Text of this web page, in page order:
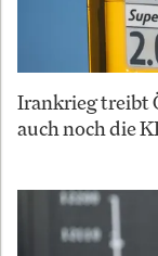
Irankrieg treibt
auch noch die